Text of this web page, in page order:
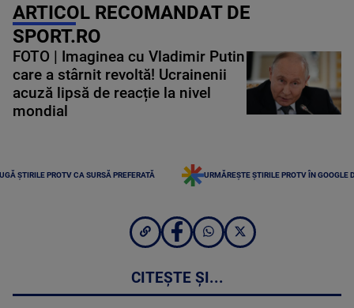
ARTICOL RECOMANDAT DE
SPORT.RO
FOTO | Imaginea cu Vladimir Putin
care a stârnit revoltă! Ucrainenii
acuză lipsă de reacție la nivel
mondial
ȘTIRILE PROTV CA SURSĂ PREFERATĂ URMĂREȘTE ȘTIRILE PROTV ÎN GOOGLE
CITEȘTE ȘI...